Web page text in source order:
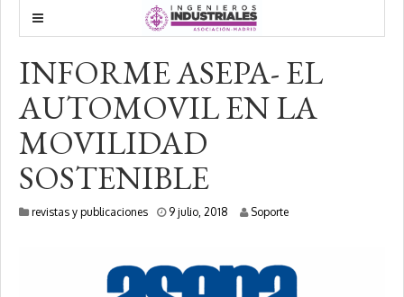
INFORME ASEPA- EL
AUTOMOVIL EN LA
MOVILIDAD
SOSTENIBLE
revistas y publicaciones 9 julio, 2018 Soporte